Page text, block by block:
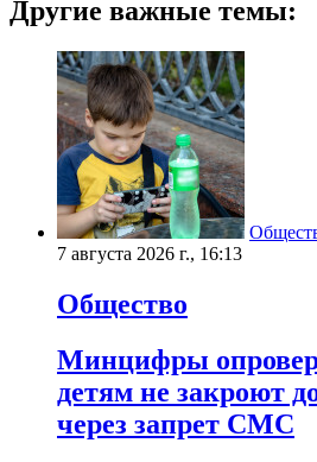
Другие важные темы:
7 августа 2026 г., 16:13
Общество
Минцифры
детям не закроют
через запрет СМС